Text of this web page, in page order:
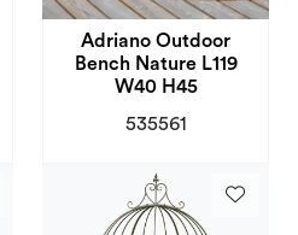
Adriano Outdoor
Bench Nature L119
W40 H45
535561